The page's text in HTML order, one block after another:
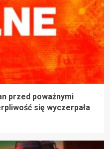
przed poważnymi
się wyczerpała